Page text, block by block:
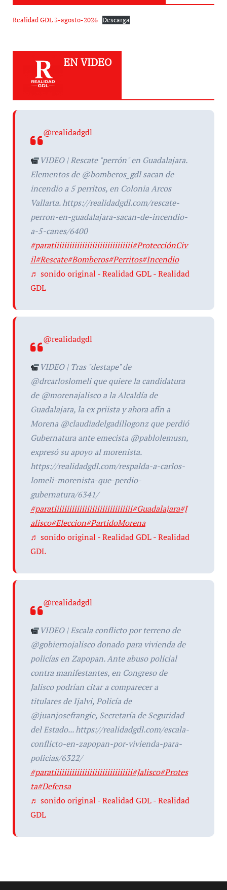
Realidad GDL 3-agosto-2026 Descarga
EN VIDEO
@realidadgdl
VIDEO | Rescate "perrón" en Guadalajara.
Elementos de @bomberos_gdl sacan de
incendio a 5 perritos, en Colonia Arcos
Vallarta. https://realidadgdl.com/rescate-
perron-en-guadalajara-sacan-de-incendio-
a-5-canes/6400
#paratiiiiiiiiiiiiiiiiiiiiiiiiiiiiiii#ProtecciónCiv
il#Rescate#Bomberos#Perritos#Incendio
♬ sonido original - Realidad GDL - Realidad
GDL
@realidadgdl
VIDEO | Tras "destape" de
@drcarloslomeli que quiere la candidatura
de @morenajalisco a la Alcaldía de
Guadalajara, la ex priista y ahora afín a
Morena @claudiadelgadillogonz que perdió
Gubernatura ante emecista @pablolemusn,
expresó su apoyo al morenista.
https://realidadgdl.com/respalda-a-carlos-
lomeli-morenista-que-perdio-
gubernatura/6341/
#paratiiiiiiiiiiiiiiiiiiiiiiiiiiiiiii#Guadalajara#J
alisco#Eleccion#PartidoMorena
♬ sonido original - Realidad GDL - Realidad
GDL
@realidadgdl
VIDEO | Escala conflicto por terreno de
@gobiernojalisco donado para vivienda de
policías en Zapopan. Ante abuso policial
contra manifestantes, en Congreso de
Jalisco podrían citar a comparecer a
titulares de Ijalvi, Policía de
@juanjosefrangie, Secretaría de Seguridad
del Estado... https://realidadgdl.com/escala-
conflicto-en-zapopan-por-vivienda-para-
policias/6322/
#paratiiiiiiiiiiiiiiiiiiiiiiiiiiiiiii#Jalisco#Protes
ta#Defensa
♬ sonido original - Realidad GDL - Realidad
GDL